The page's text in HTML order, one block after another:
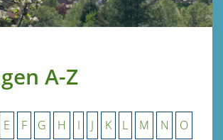
A-Z
E F G H I J K L M N O